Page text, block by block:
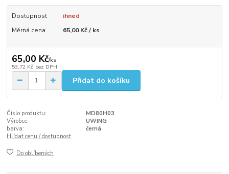
Dostupnost
ihned
Měrná cena
65,00 Kč / ks
65,00 Kč/ks
53,72 Kč bez DPH
Přidat do košíku
Číslo produktu:
MD80H03
Výrobce:
UWING
barva:
černá
Hlídat cenu / dostupnost
Do oblíbených